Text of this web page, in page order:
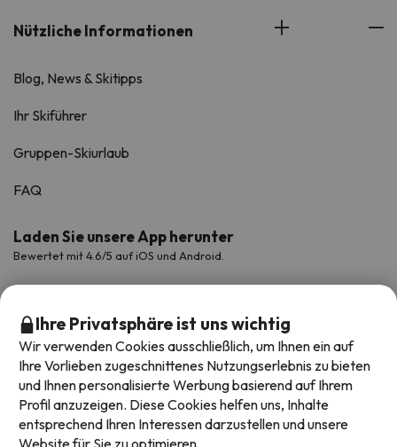
Nützliche Informationen
Blog, News & Skitipps
Ihr Skiführer
Gruppen-Skiurlaub
FAQ
Laden Sie unsere App herunter
Bewertet mit 4.6/5 auf iOS und Android.
Ihre Privatsphäre ist uns wichtig
Wir verwenden Cookies ausschließlich, um Ihnen ein auf
Ihre Vorlieben zugeschnittenes Nutzungserlebnis zu bieten
und Ihnen personalisierte Werbung basierend auf Ihrem
Profil anzuzeigen. Diese Cookies helfen uns, Inhalte
entsprechend Ihren Interessen darzustellen und unsere
Website für Sie zu optimieren.